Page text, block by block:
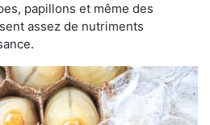
papillons et même des
assez de nutriments